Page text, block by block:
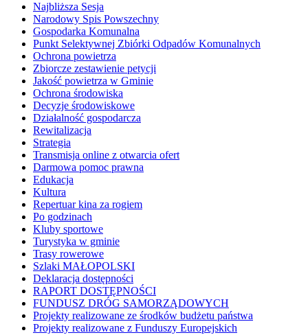
Najbliższa Sesja
Narodowy Spis Powszechny
Gospodarka Komunalna
Punkt Selektywnej Zbiórki Odpadów Komunalnych
Ochrona powietrza
Zbiorcze zestawienie petycji
Jakość powietrza w Gminie
Ochrona środowiska
Decyzje środowiskowe
Działalność gospodarcza
Rewitalizacja
Strategia
Transmisja online z otwarcia ofert
Darmowa pomoc prawna
Edukacja
Kultura
Repertuar kina za rogiem
Po godzinach
Kluby sportowe
Turystyka w gminie
Trasy rowerowe
Szlaki MAŁOPOLSKI
Deklaracja dostępności
RAPORT DOSTĘPNOŚCI
FUNDUSZ DRÓG SAMORZĄDOWYCH
Projekty realizowane ze środków budżetu państwa
Projekty realizowane z Funduszy Europejskich